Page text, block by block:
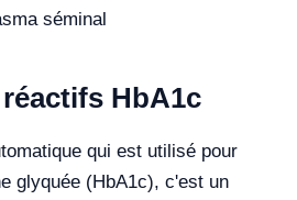
séminal
HbA1c
qui est utilisé pour
glyquée (HbA1c), c'est un